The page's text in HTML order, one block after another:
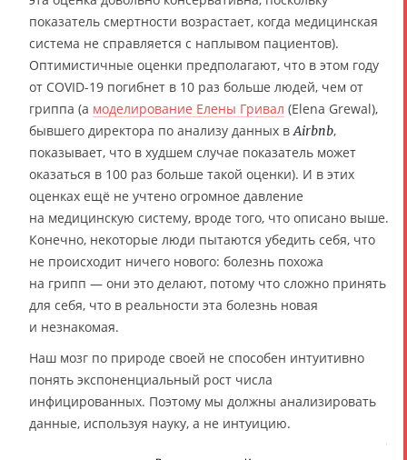
показатель смертности возрастает, когда медицинская
система не справляется с наплывом пациентов).
Оптимистичные оценки предполагают, что в этом году
от COVID-19 погибнет в 10 раз больше людей, чем от
гриппа (а моделирование Елены Гривал (Elena Grewal),
бывшего директора по анализу данных в Airbnb,
показывает, что в худшем случае показатель может
оказаться в 100 раз больше такой оценки). И в этих
оценках ещё не учтено огромное давление
на медицинскую систему, вроде того, что описано выше.
Конечно, некоторые люди пытаются убедить себя, что
не происходит ничего нового: болезнь похожа
на грипп — они это делают, потому что сложно принять
для себя, что в реальности эта болезнь новая
и незнакомая.
Наш мозг по природе своей не способен интуитивно
понять экспоненциальный рост числа
инфицированных. Поэтому мы должны анализировать
данные, используя науку, а не интуицию.